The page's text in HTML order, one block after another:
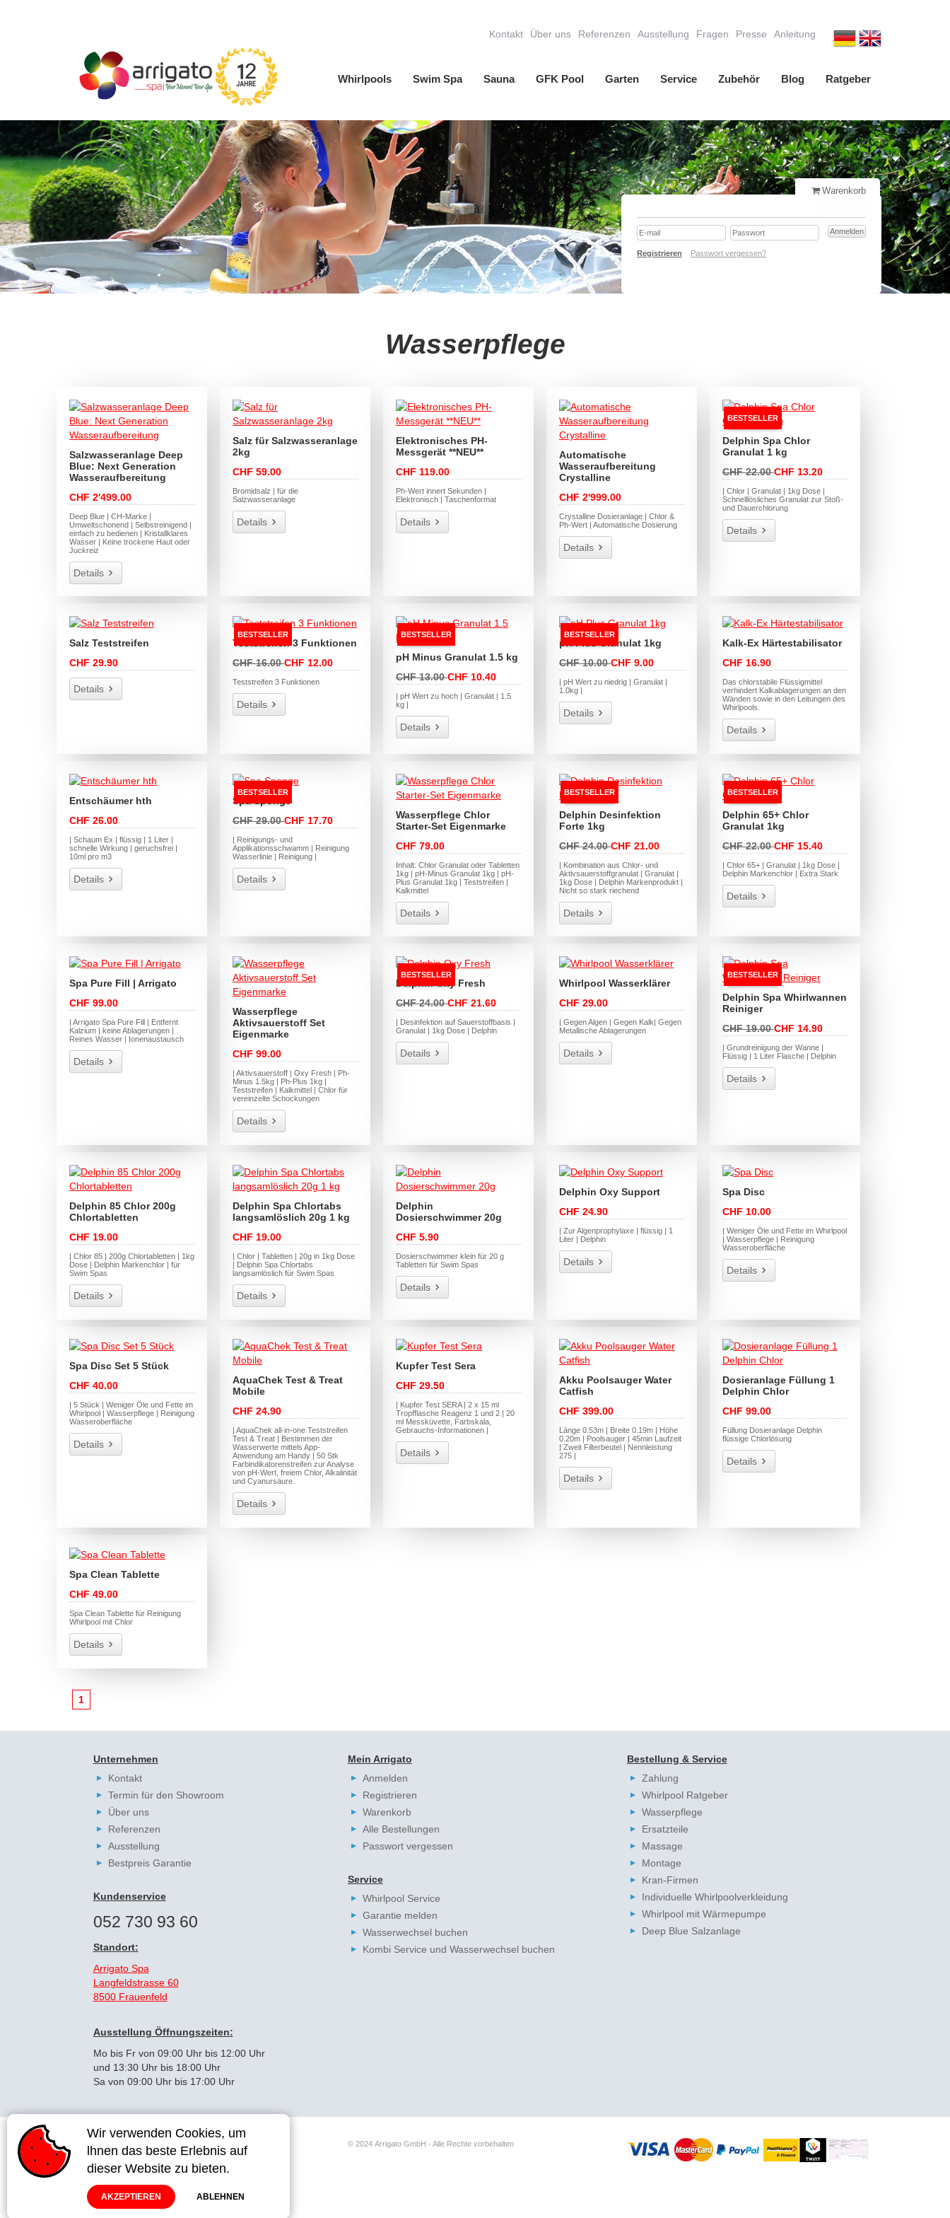
Whirlpools Swim Spa Sauna GFK Pool Garten Service Zubehör Blog Ratgeber
Kontakt Über uns Referenzen Ausstellung Fragen Presse Anleitung
Wir verwenden Cookies, um
lhnen das beste Erlebnis auf
dieser Website zu bieten.
AKZEPTIEREN ABLEHNEN
Wir verwenden Cookies, um
lhnen das beste Erlebnis auf
dieser Website zu bieten.
AKZEPTIEREN ABLEHNEN
Warenkorb
Registrieren Passwort vergessen?
Wasserpflege
Salzwasseranlage Deep
Blue: Next Generation
Wasseraufbereitung
CHF 2'499.00
Deep Blue | CH-Marke |
Umweltschonend | Selbstreinigend |
einfach zu bedienen | Kristallklares
Wasser | Keine trockene Haut oder
Juckreiz
Details
Salz für Salzwasseranlage
2kg
CHF 59.00
Bromidsalz | für die
Salzwasseranlage
Details
Elektronisches PH-
Messgerät **NEU**
CHF 119.00
Ph-Wert innert Sekunden |
Elektronisch | Taschenformat
Details
Automatische
Wasseraufbereitung
Crystalline
CHF 2'999.00
Crystalline Dosieranlage | Chlor &
Ph-Wert | Automatische Dosierung
Details
BESTSELLER
Delphin Spa Chlor
Granulat 1 kg
CHF 22.00CHF 13.20
| Chlor | Granulat | 1kg Dose |
Schnelllösliches Granulat zur Stoß-
und Dauerchlorung
Details
Salz Teststreifen
CHF 29.90
Details
BESTSELLER
Teststreifen 3 Funktionen
CHF 16.00CHF 12.00
Teststreifen 3 Funktionen
Details
BESTSELLER
pH Minus Granulat 1.5 kg
CHF 13.00CHF 10.40
| pH Wert zu hoch | Granulat | 1.5
kg |
Details
BESTSELLER
pH Plus Granulat 1kg
CHF 10.00CHF 9.00
| pH Wert zu niedrig | Granulat |
1.0kg |
Details
Kalk-Ex Härtestabilisator
CHF 16.90
Das chlorstabile Flüssigmittel
verhindert Kalkablagerungen an den
Wänden sowie in den Leitungen des
Whirlpools.
Details
Entschäumer hth
CHF 26.00
| Schaum Ex | flüssig | 1 Liter |
schnelle Wirkung | geruchsfrei |
10ml pro m3
Details
BESTSELLER
Spa Sponge
CHF 29.00CHF 17.70
| Reinigungs- und
Applikationsschwamm | Reinigung
Wasserlinie | Reinigung |
Details
Wasserpflege Chlor
Starter-Set Eigenmarke
CHF 79.00
Inhalt: Chlor Granulat oder Tabletten
1kg | pH-Minus Granulat 1kg | pH-
Plus Granulat 1kg | Teststreifen |
Kalkmittel
Details
BESTSELLER
Delphin Desinfektion
Forte 1kg
CHF 24.00CHF 21.00
| Kombination aus Chlor- und
Aktivsauerstoffgranulat | Granulat |
1kg Dose | Delphin Markenprodukt |
Nicht so stark riechend
Details
BESTSELLER
Delphin 65+ Chlor
Granulat 1kg
CHF 22.00CHF 15.40
| Chlor 65+ | Granulat | 1kg Dose |
Delphin Markenchlor | Extra Stark
Details
Spa Pure Fill | Arrigato
CHF 99.00
| Arrigato Spa Pure Fill | Entfernt
Kalzium | keine Ablagerungen |
Reines Wasser | Ionenaustausch
Details
Wasserpflege
Aktivsauerstoff Set
Eigenmarke
CHF 99.00
| Aktivsauerstoff | Oxy Fresh | Ph-
Minus 1.5kg | Ph-Plus 1kg |
Teststreifen | Kalkmittel | Chlor für
vereinzelte Schockungen
Details
BESTSELLER
Delphin Oxy Fresh
CHF 24.00CHF 21.60
| Desinfektion auf Sauerstoffbasis |
Granulat | 1kg Dose | Delphin
Details
Whirlpool Wasserklärer
CHF 29.00
| Gegen Algen | Gegen Kalk| Gegen
Metallische Ablagerungen
Details
BESTSELLER
Delphin Spa Whirlwannen
Reiniger
CHF 19.00CHF 14.90
| Grundreinigung der Wanne |
Flüssig | 1 Liter Flasche | Delphin
Details
Delphin 85 Chlor 200g
Chlortabletten
CHF 19.00
| Chlor 85 | 200g Chlortabletten | 1kg
Dose | Delphin Markenchlor | für
Swim Spas
Details
Delphin Spa Chlortabs
langsamlöslich 20g 1 kg
CHF 19.00
| Chlor | Tabletten | 20g in 1kg Dose
| Delphin Spa Chlortabs
langsamlöslich für Swim Spas
Details
Delphin
Dosierschwimmer 20g
CHF 5.90
Dosierschwimmer klein für 20 g
Tabletten für Swim Spas
Details
Delphin Oxy Support
CHF 24.90
| Zur Algenprophylaxe | flüssig | 1
Liter | Delphin
Details
Spa Disc
CHF 10.00
| Weniger Öle und Fette im Whirlpool
| Wasserpflege | Reinigung
Wasseroberfläche
Details
Spa Disc Set 5 Stück
CHF 40.00
| 5 Stück | Weniger Öle und Fette im
Whirlpool | Wasserpflege | Reinigung
Wasseroberfläche
Details
AquaChek Test & Treat
Mobile
CHF 24.90
| AquaChek all-in-one Teststreifen
Test & Treat | Bestimmen der
Wasserwerte mittels App-
Anwendung am Handy | 50 Stk
Farbindikatorenstreifen zur Analyse
von pH-Wert, freiem Chlor, Alkalinität
und Cyanursäure.
Details
Kupfer Test Sera
CHF 29.50
| Kupfer Test SERA | 2 x 15 ml
Tropfflasche Reagenz 1 und 2 | 20
ml Messküvette, Farbskala,
Gebrauchs-Informationen |
Details
Akku Poolsauger Water
Catfish
CHF 399.00
Länge 0.53m | Breite 0.19m | Höhe
0.20m | Poolsauger | 45min Laufzeit
| Zweit Filterbeutel | Nennleistung
275 |
Details
Dosieranlage Füllung 1
Delphin Chlor
CHF 99.00
Füllung Dosieranlage Delphin
flüssige Chlorlösung
Details
Spa Clean Tablette
CHF 49.00
Spa Clean Tablette für Reinigung
Whirlpool mit Chlor
Details
1
Unternehmen
Kontakt
Termin für den Showroom
Über uns
Referenzen
Ausstellung
Bestpreis Garantie
Kundenservice
052 730 93 60
Standort:
Arrigato Spa
Langfeldstrasse 60
8500 Frauenfeld
Ausstellung Öffnungszeiten:
Mo bis Fr von 09:00 Uhr bis 12:00 Uhr
und 13:30 Uhr bis 18:00 Uhr
Sa von 09:00 Uhr bis 17:00 Uhr
Mein Arrigato
Anmelden
Registrieren
Warenkorb
Alle Bestellungen
Passwort vergessen
Service
Whirlpool Service
Garantie melden
Wasserwechsel buchen
Kombi Service und Wasserwechsel buchen
Bestellung & Service
Zahlung
Whirlpool Ratgeber
Wasserpflege
Ersatzteile
Massage
Montage
Kran-Firmen
Individuelle Whirlpoolverkleidung
Whirlpool mit Wärmepumpe
Deep Blue Salzanlage
Impressum AGB
© 2024 Arrigato GmbH - Alle Rechte vorbehalten